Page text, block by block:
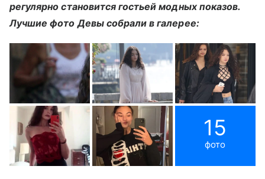
регулярно становится гостьей модных показов.
Лучшие фото Девы собрали в галерее:
15
фото